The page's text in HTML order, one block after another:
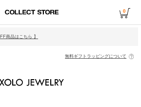
0
にご注文で当日発送・発送無休 】
商品はこちら 】
にご注文で当日発送・発送無休 】
商品はこちら 】
無料ギフトラッピングについて